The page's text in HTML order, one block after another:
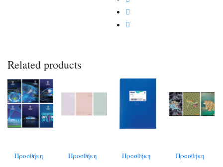
Related products
Προσθήκη Προσθήκη Προσθήκη Προσθήκη